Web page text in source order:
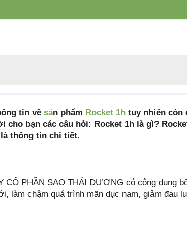
cơ sở
kể từ ngày sản xuất
rocket-1h
tin về sản phẩm Rocket 1h tuy nhiên còn
cho bạn các câu hỏi: Rocket 1h là gì?
thông tin chi tiết.
CỔ PHẦN SAO THÁI DƯƠNG có công dụng
làm chậm quá trình mãn dục nam, giảm đau